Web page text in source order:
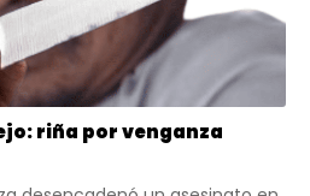
riña por venganza